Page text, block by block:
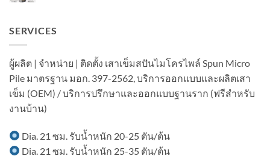
พื้นที่
อาคาร
ใน
งาน
เติม
บ้าน
Spun
Micropile
บ้าง?
SERVICES
ผู้ผลิต | จำหน่าย | ติดตั้ง เสาเข็มสปันไมโครไพล์ Spun Micro
Pile มาตรฐาน มอก. 397-2562, บริการออกแบบและผลิตเสา
เข็ม (OEM) / บริการปรึกษาและออกแบบฐานราก (ฟรีสำหรับ
งานบ้าน)
Dia. 21 ซม. รับน้ำหนัก 20-25 ตัน/ต้น
Dia. 21 ซม. รับน้ำหนัก 25-35 ตัน/ต้น